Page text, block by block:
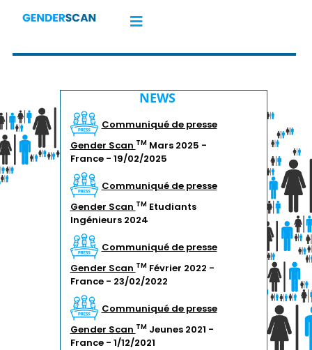
NEWS
Communiqué de presse
Gender Scan TMMars 2025 -
France - 19/02/2025
Communiqué de presse
Gender Scan TMEtudiants
Ingénieurs 2024
Communiqué de presse
Gender Scan TMFévrier 2022 -
France - 23/02/2022
Communiqué de presse
Gender Scan TMJeunes 2021 -
France - 1/12/2021